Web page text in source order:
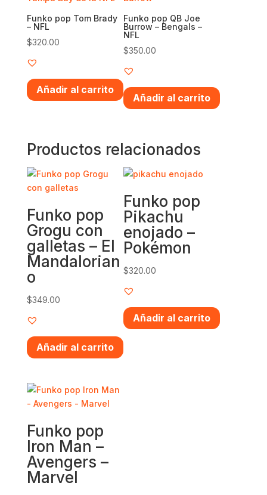
Funko pop Tom Brady
– NFL
$320.00
Añadir al carrito
Funko pop QB Joe
Burrow – Bengals –
NFL
$350.00
Añadir al carrito
Productos relacionados
Funko pop
Grogu con
galletas – El
Mandalorian
o
$349.00
Añadir al carrito
Funko pop
Pikachu
enojado –
Pokémon
$320.00
Añadir al carrito
Funko pop
Iron Man –
Avengers –
Marvel